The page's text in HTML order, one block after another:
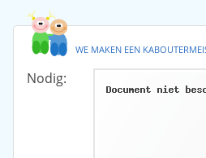
WE MAKEN EEN
Nodig: